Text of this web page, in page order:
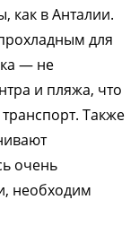
как в Анталии.
для
— не
и пляжа, что
Также
очень
необходим